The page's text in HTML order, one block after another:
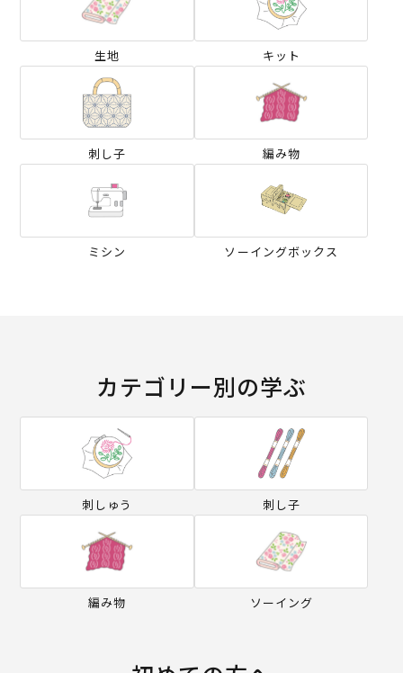
生地 キット
刺し子 編み物
ミシン ソーイングボックス
カテゴリー別の学ぶ
刺しゅう 刺し子
編み物 ソーイング